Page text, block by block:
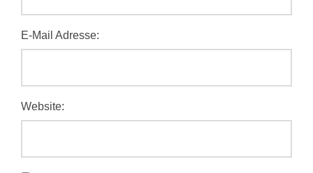
E-Mail Adresse:
Website: